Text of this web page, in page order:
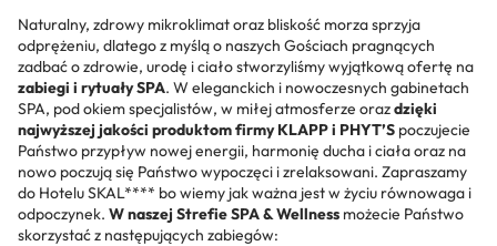
Naturalny, zdrowy mikroklimat oraz bliskość morza sprzyja
odprężeniu, dlatego z myślą o naszych Gościach pragnących
zadbać o zdrowie, urodę i ciało stworzyliśmy wyjątkową ofertę na
zabiegi i rytuały SPA. W eleganckich i nowoczesnych gabinetach
SPA, pod okiem specjalistów, w miłej atmosferze orazdzięki
najwyższej jakości produktom firmy KLAPP i PHYT’S poczujecie
Państwo przypływ nowej energii, harmonię ducha i ciała oraz na
nowo poczują się Państwo wypoczęci i zrelaksowani. Zapraszamy
do Hotelu SKAL**** bo wiemy jak ważna jest w życiu równowaga i
odpoczynek. W naszej Strefie SPA & Wellness możecie Państwo
skorzystać z następujących zabiegów: